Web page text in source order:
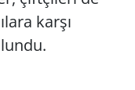
karşı